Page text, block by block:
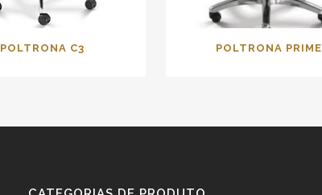
POLTRONA C3
POLTRONA PRIME